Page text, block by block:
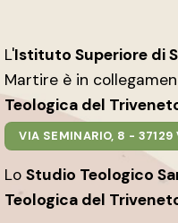
L'Istituto Superiore di
Martire è in
Teologica del
VIA SEMINARIO, 8 - 37129
Lo Studio Teologico
Teologica del